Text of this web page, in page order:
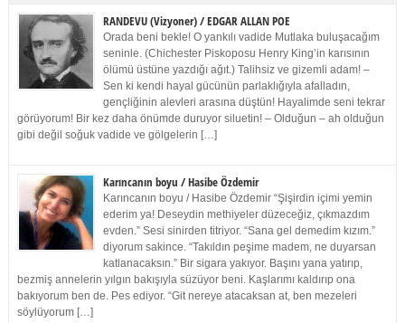
RANDEVU (Vizyoner) / EDGAR ALLAN POE
Orada beni bekle! O yankılı vadide Mutlaka buluşacağım
seninle. (Chichester Piskoposu Henry King’in karısının
ölümü üstüne yazdığı ağıt.) Talihsiz ve gizemli adam! –
Sen ki kendi hayal gücünün parlaklığıyla afalladın,
gençliğinin alevleri arasına düştün! Hayalimde seni tekrar
görüyorum! Bir kez daha önümde duruyor siluetin! – Olduğun – ah olduğun
gibi değil soğuk vadide ve gölgelerin […]
Karıncanın boyu / Hasibe Özdemir
Karıncanın boyu / Hasibe Özdemir “Şişirdin içimi yemin
ederim ya! Deseydin methiyeler düzeceğiz, çıkmazdım
evden.” Sesi sinirden titriyor. “Sana gel demedim kızım.”
diyorum sakince. “Takıldın peşime madem, ne duyarsan
katlanacaksın.” Bir sigara yakıyor. Başını yana yatırıp,
bezmiş annelerin yılgın bakışıyla süzüyor beni. Kaşlarımı kaldırıp ona
bakıyorum ben de. Pes ediyor. “Git nereye atacaksan at, ben mezeleri
söylüyorum […]